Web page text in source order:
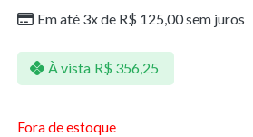
Em até 3x de R$ 125,00sem juros
À vista R$ 356,25
Fora de estoque